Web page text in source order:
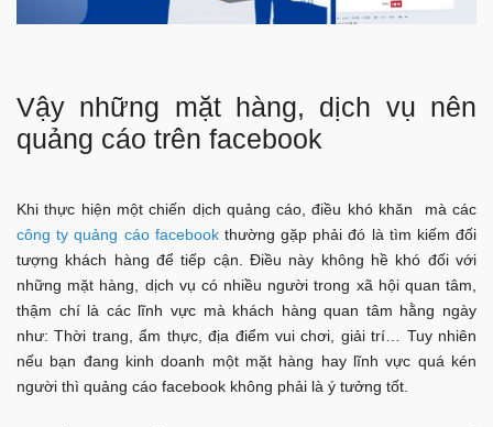
Vậy những mặt hàng, dịch vụ nên
quảng cáo trên facebook
Khi thực hiện một chiến dịch quảng cáo, điều khó khăn mà các
công ty quảng cáo facebookthường gặp phải đó là tìm kiếm đối
tượng khách hàng để tiếp cận. Điều này không hề khó đối với
những mặt hàng, dịch vụ có nhiều người trong xã hội quan tâm,
thậm chí là các lĩnh vực mà khách hàng quan tâm hằng ngày
như: Thời trang, ẩm thực, địa điểm vui chơi, giải trí… Tuy nhiên
nếu bạn đang kinh doanh một mặt hàng hay lĩnh vực quá kén
người thì quảng cáo facebook không phải là ý tưởng tốt.